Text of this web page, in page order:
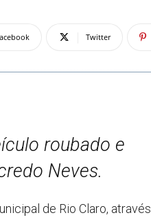
Twitter
roubado e
Neves.
de Rio Claro, através